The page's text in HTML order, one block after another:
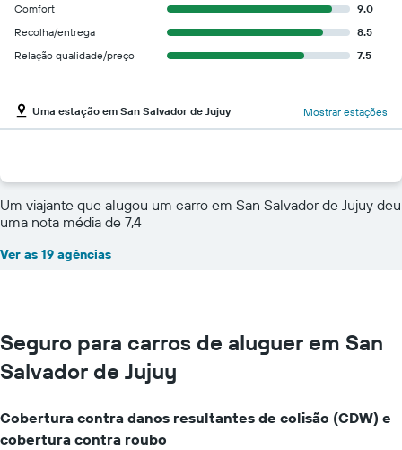
Comfort
9.0
Recolha/entrega
8.5
Relação qualidade/preço
7.5
Uma estação em San Salvador de Jujuy Mostrar estações
Um viajante que alugou um carro em San Salvador de Jujuy deu
uma nota média de 7,4
Ver as 19 agências
Seguro para carros de aluguer em San
Salvador de Jujuy
Cobertura contra danos resultantes de colisão (CDW) e
cobertura contra roubo